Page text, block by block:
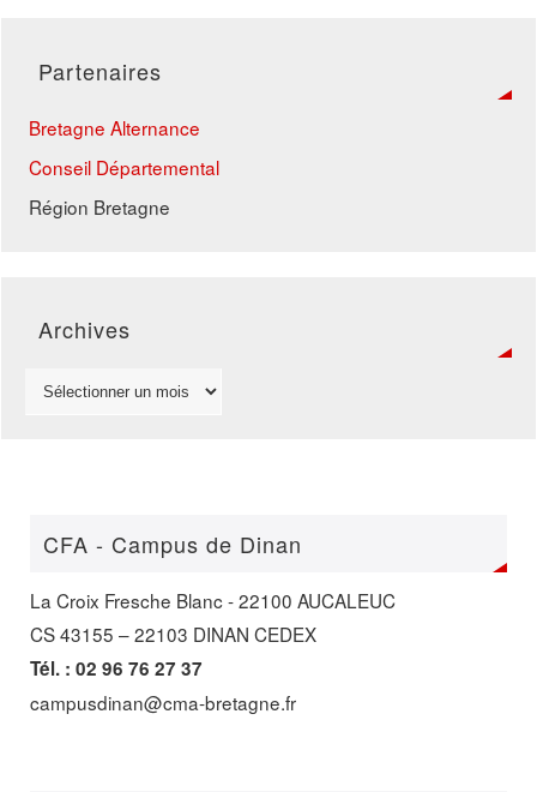
22 mars 2023
Signalétique et décors graphiques :
Partenaires
Bretagne Alternance
Conseil Départemental
Région Bretagne
Archives
CFA - Campus de Dinan
La Croix Fresche Blanc - 22100 AUCALEUC
CS 43155 – 22103 DINAN CEDEX
Tél. : 02 96 76 27 37
campusdinan@cma-bretagne.fr